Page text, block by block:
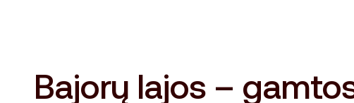
Bajorų lajos –